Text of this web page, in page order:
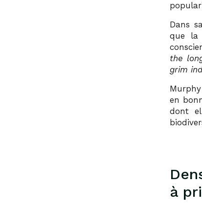
Dans
que la
the
grim
en
dont
à